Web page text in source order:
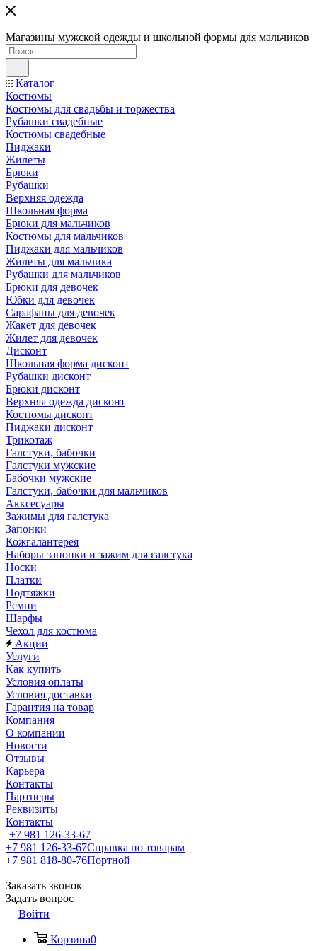
Магазины мужской одежды и школьной формы для мальчиков
Каталог
Костюмы
Костюмы для свадьбы и торжества
Рубашки свадебные
Костюмы свадебные
Пиджаки
Жилеты
Брюки
Рубашки
Верхняя одежда
Школьная форма
Брюки для мальчиков
Костюмы для мальчиков
Пиджаки для мальчиков
Жилеты для мальчика
Рубашки для мальчиков
Брюки для девочек
Юбки для девочек
Сарафаны для девочек
Жакет для девочек
Жилет для девочек
Дисконт
Школьная форма дисконт
Рубашки дисконт
Брюки дисконт
Верхняя одежда дисконт
Костюмы дисконт
Пиджаки дисконт
Трикотаж
Галстуки, бабочки
Галстуки мужские
Бабочки мужские
Галстуки, бабочки для мальчиков
Акксесуары
Зажимы для галстука
Запонки
Кожгалантерея
Наборы запонки и зажим для галстука
Носки
Платки
Подтяжки
Ремни
Шарфы
Чехол для костюма
Акции
Услуги
Как купить
Условия оплаты
Условия доставки
Гарантия на товар
Компания
О компании
Новости
Отзывы
Карьера
Контакты
Партнеры
Реквизиты
Контакты
+7 981 126-33-67
+7 981 126-33-67Справка по товарам
+7 981 818-80-76Портной
Заказать звонок
Задать вопрос
Войти
Корзина0